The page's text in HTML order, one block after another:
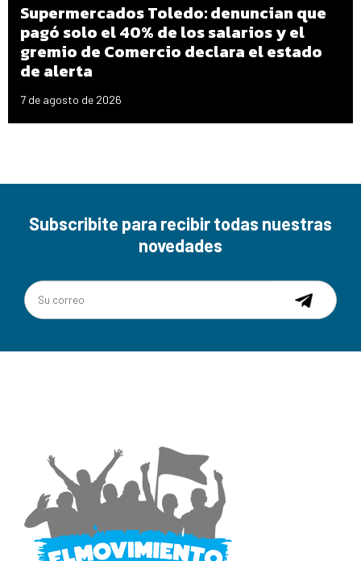
Supermercados Toledo: denuncian que
pagó solo el 40% de los salarios y el
gremio de Comercio declara el estado
de alerta
7 de agosto de 2026
Subscribite para recibir todas nuestras
novedades